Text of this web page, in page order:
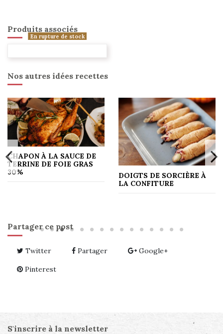
Produits associés
En rupture de stock
Nos autres idées recettes
CHAPON À LA SAUCE DE
TERRINE DE FOIE GRAS
30%
DOIGTS DE SORCIÈRE À
LA CONFITURE
Partager ce post
Twitter Partager Google+
Pinterest
S'inscrire à la newsletter